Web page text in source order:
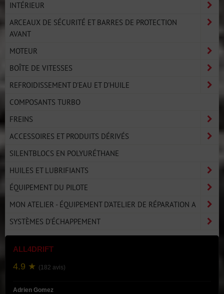
INTÉRIEUR
ARCEAUX DE SÉCURITÉ ET BARRES DE PROTECTION
AVANT
MOTEUR
BOÎTE DE VITESSES
REFROIDISSEMENT D'EAU ET D'HUILE
COMPOSANTS TURBO
FREINS
ACCESSOIRES ET PRODUITS DÉRIVÉS
SILENTBLOCS EN POLYURÉTHANE
HUILES ET LUBRIFIANTS
ÉQUIPEMENT DU PILOTE
MON ATELIER - ÉQUIPEMENT D'ATELIER DE RÉPARATION A
SYSTÈMES D'ÉCHAPPEMENT
ALL4DRIFT
4.9 ★ (182 avis)
Adrien Gomez